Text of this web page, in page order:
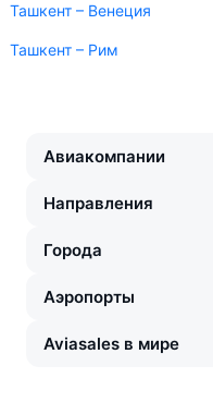
Ташкент – Венеция
Ташкент – Рим
Авиакомпании
Направления
Города
Аэропорты
Aviasales в мире